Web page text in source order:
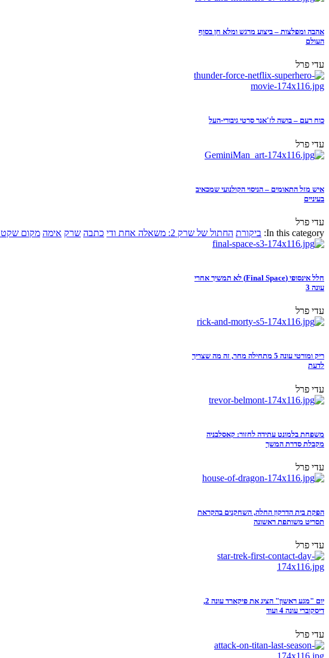
אהבה ומפלצות – ביצוע מרגש ומלא חן בסוף
העולם
עדי פרל
כוח רעם – בושה לז'אנר סרטי גיבורי-העל
עדי פרל
איש מזל התאומים – הניסוי הקולנועי שמכאיב
בעיניים
עדי פרל
In this category: ביקורת החתול של שרק 2: משאלה אחת ודי כתבה שרק אימה מקום שקט 2
חלל אינסופי (Final Space) לא תמשיך אחרי
עונה 3
עדי פרל
ריק ומורטי עונה 5 מתחילה מחר, זה מה שצריך
לדעת
עדי פרל
משפחת בלמונט עתידה לחזור: קאסלבניה
מקבלת סדרת המשך
עדי פרל
הפקת בית הדרקון החלה, השחקנים בהקראת
תסריט משותפת ראשונה
עדי פרל
יום "מגע ראשון" הציג את פיקארד עונה 2,
דיסקוברי עונה 4 ועוד
עדי פרל